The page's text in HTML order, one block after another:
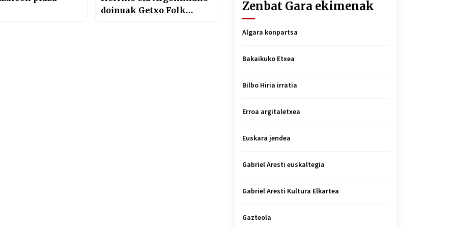
doinuak Getxo Folk
Zenbat Gara ekimenak
Algara konpartsa
Bakaikuko Etxea
Bilbo Hiria irratia
Erroa argitaletxea
Euskara jendea
Gabriel Aresti euskaltegia
Gabriel Aresti Kultura Elkartea
Gazteola